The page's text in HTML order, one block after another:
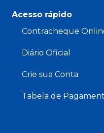
Acesso rápido
Contracheque
Diário Oficial
Crie sua Conta
Tabela de